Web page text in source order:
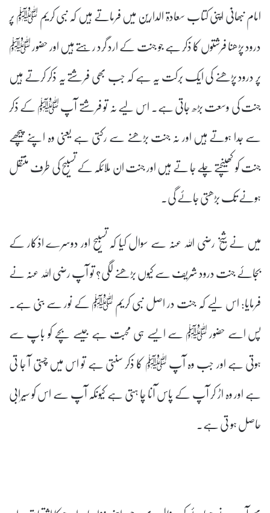
امام نبھانیؒ اپنی کتاب سعادۃ الدارین میں فرماتے ہیں کہ نبی کریم ﷺ پر
درود پڑھنا فرشتوں کا ذکر ہے جو جنت کے ارد گرد رہتے ہیں اور حضور ﷺ
پر درود پڑھنے کی ایک برکت یہ ہے کہ جب بھی فرشتے یہ ذکر کرتے ہیں
جنت کی وسعت بڑھ جاتی ہے۔ اس لیے نہ تو فرشتے آپ ﷺ کے ذکر
سے جدا ہوتے ہیں اور نہ جنت بڑھنے سے رکتی ہے یعنی وہ اپنے پیچھے
جنت کو کھینچتے چلے جا تے ہیں اور جنت ان ملائکہ کے تسبیح کی طرف منتقل
ہونے تک بڑھتی جائے گی۔
میں نے شیخ رضی اللہ عنہ سے سوال کیا کہ تسبیح اور دوسرے اذکار کے
بجائے جنت درود شریف سے کیوں بڑھنے لگی؟ تو آپ رضی اللہ عنہ نے
فرمایا: اس لیے کہ جنت در اصل نبی کریم ﷺ کے نور سے بنی ہے۔
پس اسے حضور ﷺ سے ایسے ہی محبت ہے جیسے بچے کو باپ سے
ہوتی ہے اور جب وہ آپ ﷺ کا ذکر سنتی ہے تو اس میں چستی آ جا تی
ہے اور وہ اڑ کر آپ کے پاس آنا چا ہتی ہے کیونکہ آپ سے اس کو سیرابی
حاصل ہو تی ہے۔